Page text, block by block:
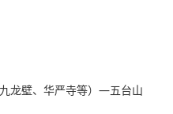
龙壁、华严寺等）—五台山